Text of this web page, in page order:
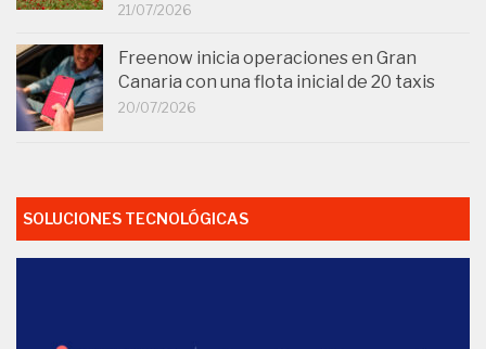
21/07/2026
Freenow inicia operaciones en Gran
Canaria con una flota inicial de 20 taxis
20/07/2026
SOLUCIONES TECNOLÓGICAS